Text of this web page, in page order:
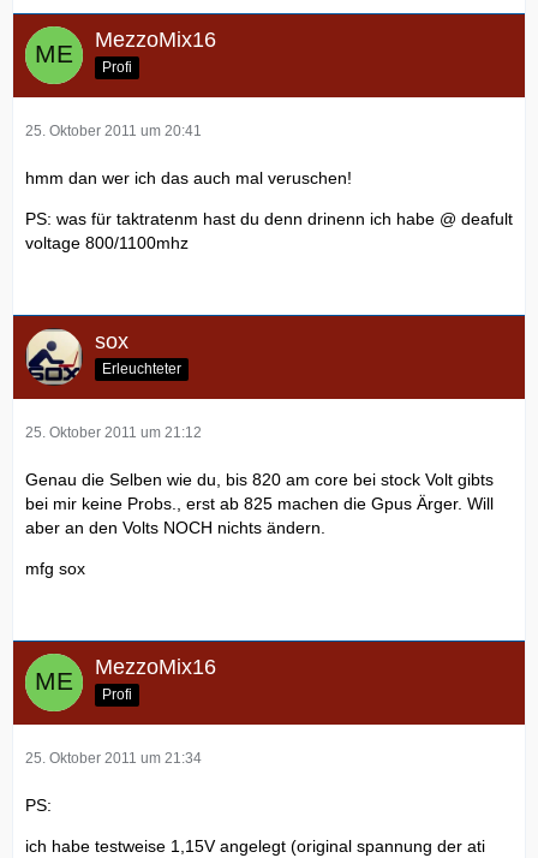
MezzoMix16
Profi
25. Oktober 2011 um 20:41
hmm dan wer ich das auch mal veruschen!
PS: was für taktratenm hast du denn drinenn ich habe @ deafult
voltage 800/1100mhz
sox
Erleuchteter
25. Oktober 2011 um 21:12
Genau die Selben wie du, bis 820 am core bei stock Volt gibts
bei mir keine Probs., erst ab 825 machen die Gpus Ärger. Will
aber an den Volts NOCH nichts ändern.
mfg sox
MezzoMix16
Profi
25. Oktober 2011 um 21:34
PS:
ich habe testweise 1,15V angelegt (original spannung der ati